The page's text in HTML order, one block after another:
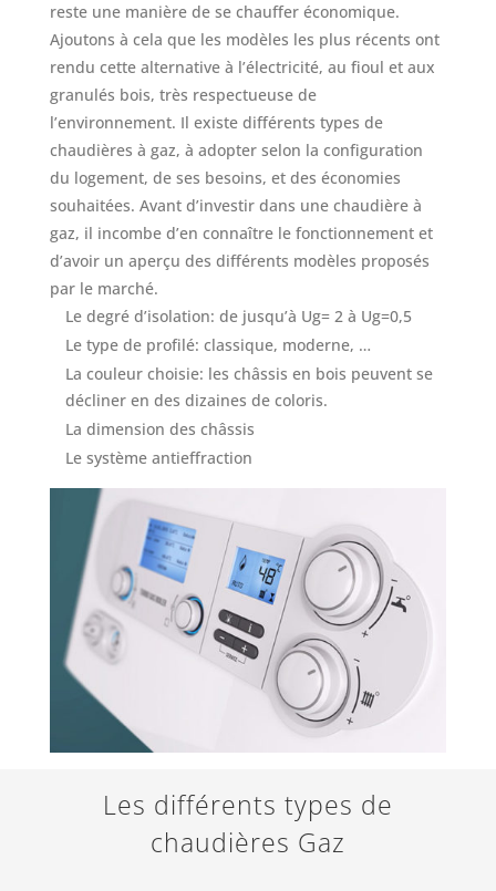
reste une manière de se chauffer économique.
Ajoutons à cela que les modèles les plus récents ont
rendu cette alternative à l’électricité, au fioul et aux
granulés bois, très respectueuse de
l’environnement. Il existe différents types de
chaudières à gaz, à adopter selon la configuration
du logement, de ses besoins, et des économies
souhaitées. Avant d’investir dans une chaudière à
gaz, il incombe d’en connaître le fonctionnement et
d’avoir un aperçu des différents modèles proposés
par le marché.
Le degré d’isolation: de jusqu’à Ug= 2 à Ug=0,5
Le type de profilé: classique, moderne, …
La couleur choisie: les châssis en bois peuvent se
décliner en des dizaines de coloris.
La dimension des châssis
Le système antieffraction
Les différents types de
chaudières Gaz